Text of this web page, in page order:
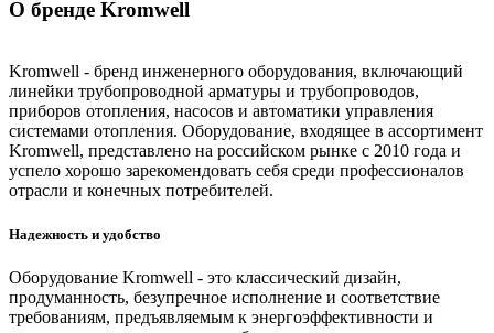
О бренде Kromwell
Kromwell - бренд инженерного оборудования, включающий
линейки трубопроводной арматуры и трубопроводов,
приборов отопления, насосов и автоматики управления
системами отопления. Оборудование, входящее в ассортимент
Kromwell, представлено на российском рынке с 2010 года и
успело хорошо зарекомендовать себя среди профессионалов
отрасли и конечных потребителей.
Надежность и удобство
Оборудование Kromwell - это классический дизайн,
продуманность, безупречное исполнение и соответствие
требованиям, предъявляемым к энергоэффективности и